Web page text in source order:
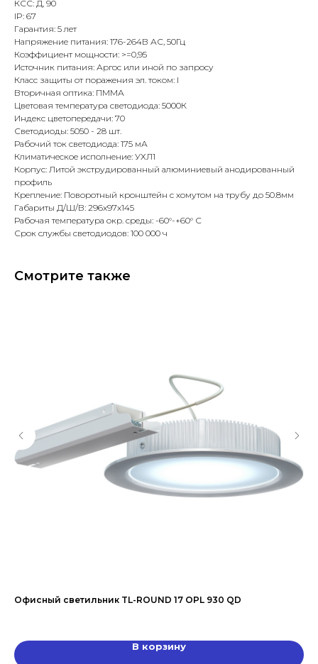
КСС: Д, 90
IP: 67
Гарантия: 5 лет
Напряжение питания: 176-264В АС, 50Гц
Коэффициент мощности: >=0,95
Источник питания: Аргос или иной по запросу
Класс защиты от поражения эл. током: I
Вторичная оптика: ПММА
Цветовая температура светодиода: 5000К
Индекс цветопередачи: 70
Светодиоды: 5050 - 28 шт.
Рабочий ток светодиода: 175 мА
Климатическое исполнение: УХЛ1
Корпус: Литой экструдированный алюминиевый анодированный
профиль
Крепление: Поворотный кронштейн с хомутом на трубу до 50.8мм
Габариты Д/Ш/В: 296x97x145
Рабочая температура окр. среды: -60°-+60° С
Срок службы светодиодов: 100 000 ч
Смотрите также
Офисный светильник TL-ROUND 17 OPL 930 QD
В корзину